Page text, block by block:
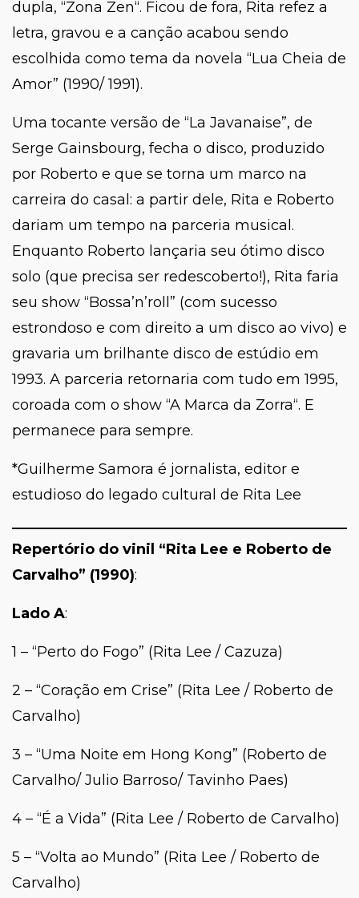
dupla, “Zona Zen“. Ficou de fora, Rita refez a
letra, gravou e a canção acabou sendo
escolhida como tema da novela “Lua Cheia de
Amor” (1990/ 1991).
Uma tocante versão de “La Javanaise”, de
Serge Gainsbourg, fecha o disco, produzido
por Roberto e que se torna um marco na
carreira do casal: a partir dele, Rita e Roberto
dariam um tempo na parceria musical.
Enquanto Roberto lançaria seu ótimo disco
solo (que precisa ser redescoberto!), Rita faria
seu show “Bossa’n’roll ” (com sucesso
estrondoso e com direito a um disco ao vivo) e
gravaria um brilhante disco de estúdio em
1993. A parceria retornaria com tudo em 1995,
coroada com o show “A Marca da Zorra“. E
permanece para sempre.
*Guilherme Samora é jornalista, editor e
estudioso do legado cultural de Rita Lee
Repertório do vinil “Rita Lee e Roberto de
Carvalho” (1990):
Lado A:
1 – “Perto do Fogo” (Rita Lee / Cazuza)
2 – “Coração em Crise” (Rita Lee / Roberto de
Carvalho)
3 – “Uma Noite em Hong Kong” (Roberto de
Carvalho/ Julio Barroso/ Tavinho Paes)
4 – “É a Vida” (Rita Lee / Roberto de Carvalho)
5 – “Volta ao Mundo” (Rita Lee / Roberto de
Carvalho)